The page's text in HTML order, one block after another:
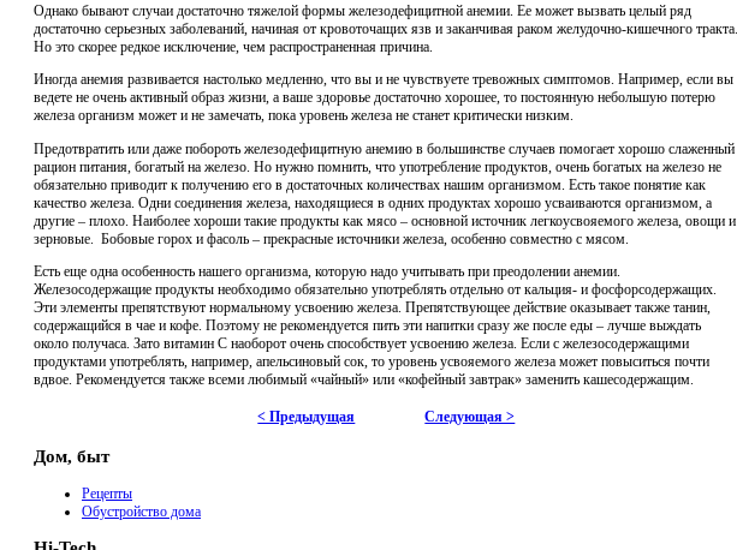
Однако бывают случаи достаточно тяжелой формы железодефицитной анемии. Ее может вызвать целый ряд
достаточно серьезных заболеваний, начиная от кровоточащих язв и заканчивая раком желудочно-кишечного тракта.
Но это скорее редкое исключение, чем распространенная причина.
Иногда анемия развивается настолько медленно, что вы и не чувствуете тревожных симптомов. Например, если вы
ведете не очень активный образ жизни, а ваше здоровье достаточно хорошее, то постоянную небольшую потерю
железа организм может и не замечать, пока уровень железа не станет критически низким.
Предотвратить или даже побороть железодефицитную анемию в большинстве случаев помогает хорошо слаженный
рацион питания, богатый на железо. Но нужно помнить, что употребление продуктов, очень богатых на железо не
обязательно приводит к получению его в достаточных количествах нашим организмом. Есть такое понятие как
качество железа. Одни соединения железа, находящиеся в одних продуктах хорошо усваиваются организмом, а
другие – плохо. Наиболее хороши такие продукты как мясо – основной источник легкоусвояемого железа, овощи и
зерновые. Бобовые горох и фасоль – прекрасные источники железа, особенно совместно с мясом.
Есть еще одна особенность нашего организма, которую надо учитывать при преодолении анемии.
Железосодержащие продукты необходимо обязательно употреблять отдельно от кальция- и фосфорсодержащих.
Эти элементы препятствуют нормальному усвоению железа. Препятствующее действие оказывает также танин,
содержащийся в чае и кофе. Поэтому не рекомендуется пить эти напитки сразу же после еды – лучше выждать
около получаса. Зато витамин C наоборот очень способствует усвоению железа. Если с железосодержащими
продуктами употреблять, например, апельсиновый сок, то уровень усвояемого железа может повыситься почти
вдвое. Рекомендуется также всеми любимый «чайный» или «кофейный завтрак» заменить кашесодержащим.
< Предыдущая Следующая >
Дом, быт
Рецепты
Обустройство дома